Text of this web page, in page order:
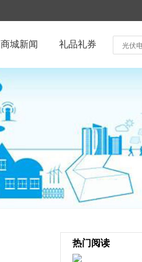
商城新闻 礼品礼券
热门阅读